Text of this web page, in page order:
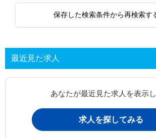
保存した検索条件から再検索す
最近見た求人
あなたが最近見た求人を表示
求人を探してみる